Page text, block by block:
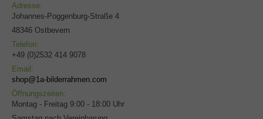
Adresse:
Johannes-Poggenburg-Straße 4
48346 Ostbevern
Telefon:
+49 (0)2532 414 9078
Email:
shop@1a-bilderrahmen.com
Öffnungszeiten:
Montag - Freitag 9:00 - 18:00 Uhr